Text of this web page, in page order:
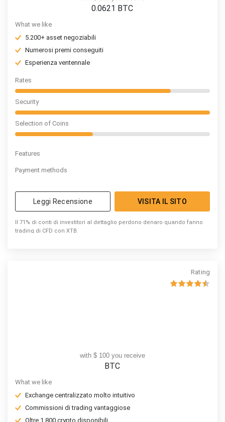
0.0621 BTC
What we like
5.200+ asset negoziabili
Numerosi premi conseguiti
Esperienza ventennale
Rates
Security
Selection of Coins
Features
Payment methods
Leggi Recensione VISITA IL SITO
Il 71% di conti di investitori al dettaglio perdono denaro quando fanno
trading di CFD con XTB.
Rating
with $ 100 you receive
BTC
What we like
Exchange centralizzato molto intuitivo
Commissioni di trading vantaggiose
Oltre 1.800 crypto disponibili